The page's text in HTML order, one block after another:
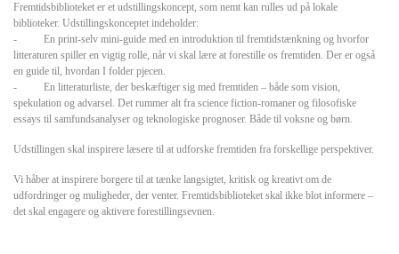
Fremtidsbiblioteket er et udstillingskoncept, som nemt kan rulles ud på lokale
biblioteker. Udstillingskonceptet indeholder:
- En print-selv mini-guide med en introduktion til fremtidstænkning og hvorfor
litteraturen spiller en vigtig rolle, når vi skal lære at forestille os fremtiden. Der er også
en guide til, hvordan I folder pjecen.
- En litteraturliste, der beskæftiger sig med fremtiden – både som vision,
spekulation og advarsel. Det rummer alt fra science fiction-romaner og filosofiske
essays til samfundsanalyser og teknologiske prognoser. Både til voksne og børn.
Udstillingen skal inspirere læsere til at udforske fremtiden fra forskellige perspektiver.
Vi håber at inspirere borgere til at tænke langsigtet, kritisk og kreativt om de
udfordringer og muligheder, der venter. Fremtidsbiblioteket skal ikke blot informere –
det skal engagere og aktivere forestillingsevnen.